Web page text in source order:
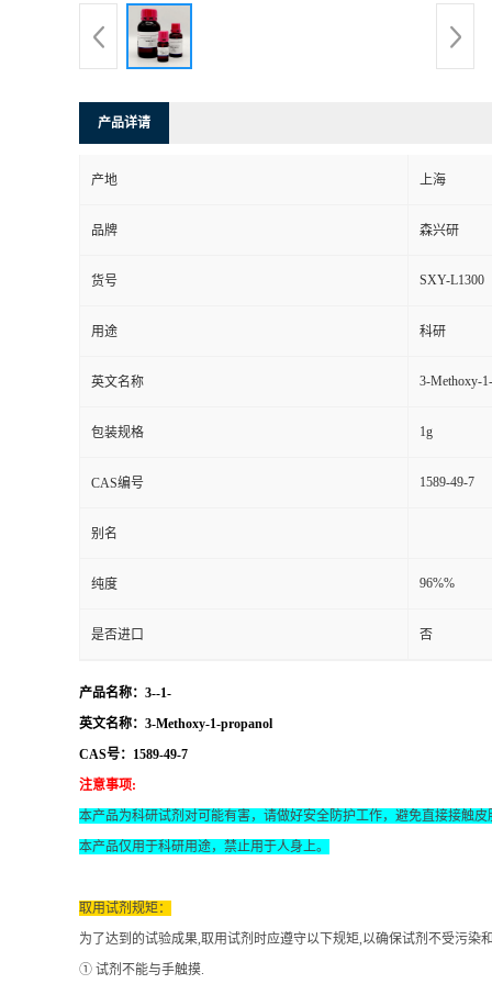
产品详请
产地 上海
品牌 森兴研
货号 SXY-L1300
用途 科研
英文名称 3-Methoxy-
包装规格 1g
CAS编号 1589-49-7
别名
纯度 96%%
是否进口 否
产品名称：3--1-
英文名称：3-Methoxy-1-propanol
CAS号：1589-49-7
注意事项:
本产品为科研试剂对可能有害，请做好安全防护工作，避免直接接触皮
本产品仅用于科研用途，禁止用于人身上。
取用试剂规矩：
为了达到的试验成果,取用试剂时应遵守以下规矩,以确保试剂不受污染和
① 试剂不能与手触摸.